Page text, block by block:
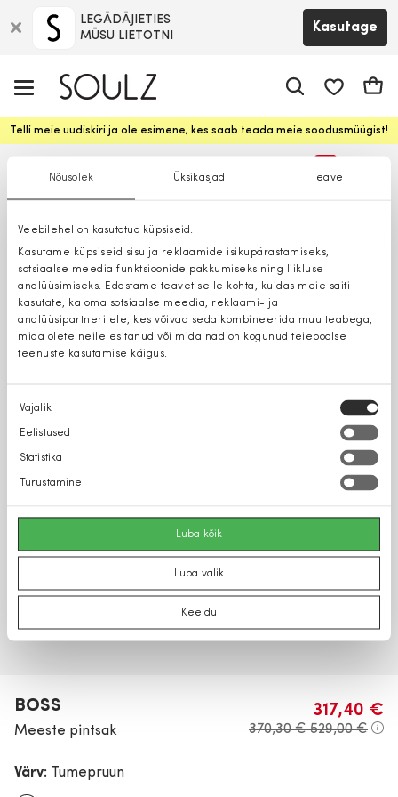
Nõusolek Üksikasjad Teave
Veebilehel on kasutatud küpsiseid.
Kasutame küpsiseid sisu ja reklaamide isikupärastamiseks,
sotsiaalse meedia funktsioonide pakkumiseks ning liikluse
analüüsimiseks. Edastame teavet selle kohta, kuidas meie saiti
kasutate, ka oma sotsiaalse meedia, reklaami- ja
analüüsipartneritele, kes võivad seda kombineerida muu teabega,
mida olete neile esitanud või mida nad on kogunud teiepoolse
teenuste kasutamise käigus.
Nõusoleku
valik
Vajalik
Eelistused
Statistika
Turustamine
Luba kõik
Luba valik
Keeldu
LEGĀDĀJIETIES
MŪSU LIETOTNI
Kasutage
Telli meie uudiskiri ja ole esimene, kes saab teada meie soodusmüügist!
BOSS
Meeste pintsak
317,40 €
370,30 €529,00 €
Värv: Tumepruun